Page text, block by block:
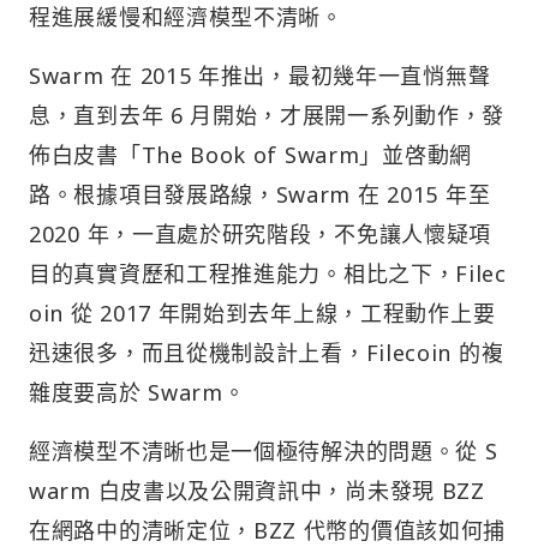
程進展緩慢和經濟模型不清晰。
Swarm 在 2015 年推出，最初幾年一直悄無聲
息，直到去年 6 月開始，才展開一系列動作，發
佈白皮書「The Book of Swarm」並啓動網
路。根據項目發展路線，Swarm 在 2015 年至
2020 年，一直處於研究階段，不免讓人懷疑項
目的真實資歷和工程推進能力。相比之下，Filec
oin 從 2017 年開始到去年上線，工程動作上要
迅速很多，而且從機制設計上看，Filecoin 的複
雜度要高於 Swarm。
經濟模型不清晰也是一個極待解決的問題。從 S
warm 白皮書以及公開資訊中，尚未發現 BZZ
在網路中的清晰定位，BZZ 代幣的價值該如何捕